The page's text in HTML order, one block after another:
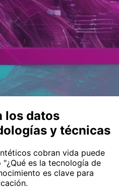
los datos
y técnicas
cobran vida puede
es la tecnología de
es clave para